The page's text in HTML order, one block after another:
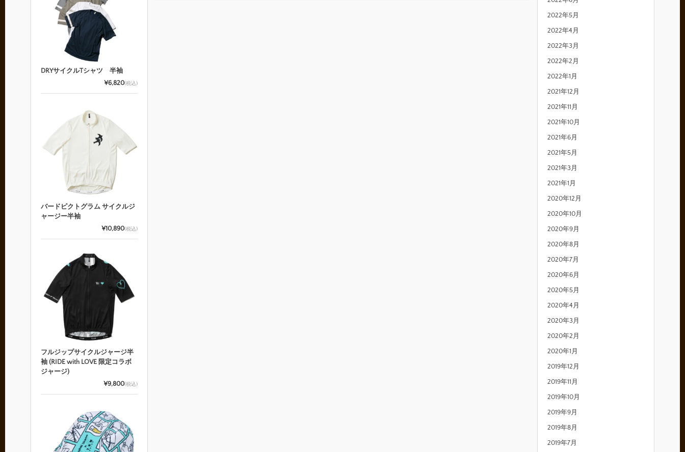
2022年5月
2022年4月
2022年3月
2022年2月
2022年1月
2021年12月
2021年11月
2021年10月
2021年6月
2021年5月
2021年3月
2021年1月
2020年12月
2020年10月
2020年9月
2020年8月
2020年7月
2020年6月
2020年5月
2020年4月
2020年3月
2020年2月
2020年1月
2019年12月
2019年11月
2019年10月
2019年9月
2019年8月
2019年7月
DRYサイクルTシャツ 半袖
¥6,820(税込)
バードピクトグラム サイクルジ
ャージー半袖
¥10,890(税込)
フルジップサイクルジャージ半
袖 (RIDE with LOVE 限定コラボ
ジャージ)
¥9,800(税込)